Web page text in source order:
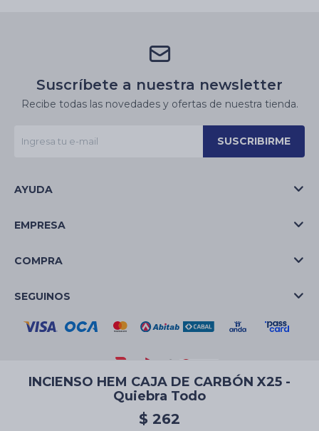
INCIENSO HEM CAJA DE CARBÓN X25 -
Quiebra Todo
$ 262
Suscríbete a nuestra newsletter
Recibe todas las novedades y ofertas de nuestra tienda.
SUSCRIBIRME
AYUDA
EMPRESA
COMPRA
SEGUINOS
© Copyright 2026 / La Casa de las Velas